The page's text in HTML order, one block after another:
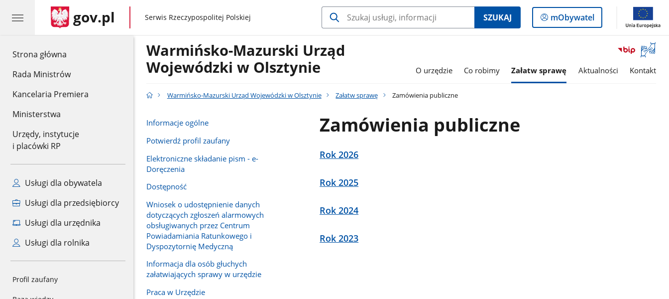
Strona główna
Rada Ministrów
Kancelaria Premiera
Ministerstwa
Urzędy, instytucje
i placówki RP
Usługi dla obywatela
Usługi dla przedsiębiorcy
Usługi dla urzędnika
Usługi dla rolnika
Profil zaufany
gov.pl gov.pl
Serwis Rzeczypospolitej Polskiej SZUKAJ
Logowanie
do
mObywatel
Otwórz
okno
z
Warmińsko-Mazurski Urząd
Wojewódzki w Olsztynie
O urzędzie Co robimy Załatw sprawę Aktualności Kontakt
Warmińsko-Mazurski Urząd Wojewódzki w Olsztynie Załatw sprawę Zamówienia publiczne
Informacje ogólne
Potwierdź profil zaufany
Elektroniczne składanie pism - e-
Doręczenia
Dostępność
Wniosek o udostępnienie danych
dotyczących zgłoszeń alarmowych
obsługiwanych przez Centrum
Powiadamiania Ratunkowego i
Dyspozytornię Medyczną
Informacja dla osób głuchych
załatwiających sprawy w urzędzie
Praca w Urzędzie
Zamówienia publiczne
Rok 2026
Rok 2025
Rok 2024
Rok 2023